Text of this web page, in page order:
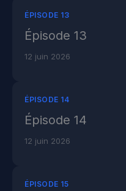
ÉPISODE 13
Épisode 13
12 juin 2026
ÉPISODE 14
Épisode 14
12 juin 2026
ÉPISODE 15